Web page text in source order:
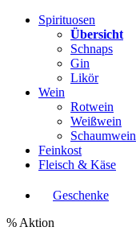
Spirituosen
Übersicht
Schnaps
Gin
Likör
Wein
Rotwein
Weißwein
Schaumwein
Feinkost
Fleisch & Käse
Geschenke
% Aktion